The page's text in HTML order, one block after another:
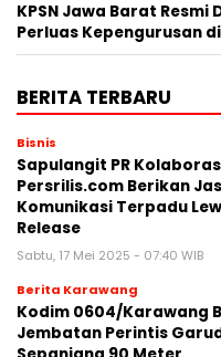
KPSN Jawa Barat
Perluas Kepengurusan
BERITA TERBARU
Bisnis
Sapulangit PR
Persrilis.com Berikan
Komunikasi Terpadu
Release
Sabtu, 17 Mei 2025 - 07:40 WIB
Berita Karawang
Kodim 0604/Karawang
Jembatan Perintis